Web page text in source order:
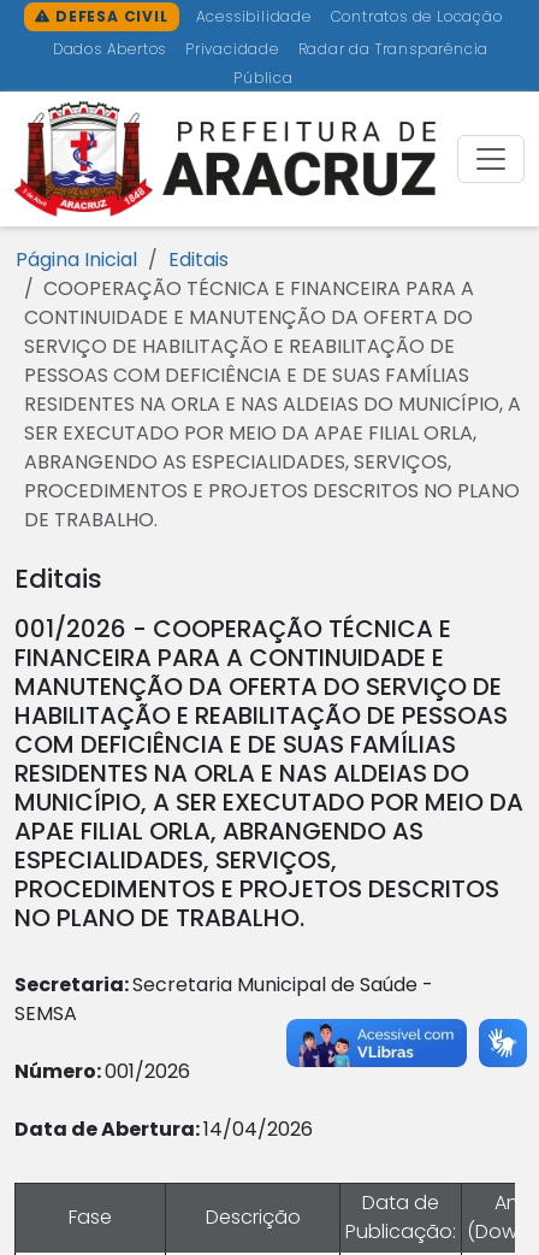
Ir para o conteúdo [1]
Ir para o menu [2]
Ir para a busca [3]
Ir para o rodapé [4]
DEFESA CIVIL Acessibilidade
Contratos de Locação
Dados Abertos
Privacidade
Radar da Transparência
Pública
Página Inicial
Editais
COOPERAÇÃO TÉCNICA E FINANCEIRA PARA A
CONTINUIDADE E MANUTENÇÃO DA OFERTA DO
SERVIÇO DE HABILITAÇÃO E REABILITAÇÃO DE
PESSOAS COM DEFICIÊNCIA E DE SUAS FAMÍLIAS
RESIDENTES NA ORLA E NAS ALDEIAS DO MUNICÍPIO, A
SER EXECUTADO POR MEIO DA APAE FILIAL ORLA,
ABRANGENDO AS ESPECIALIDADES, SERVIÇOS,
PROCEDIMENTOS E PROJETOS DESCRITOS NO PLANO
DE TRABALHO.
Editais
001/2026 - COOPERAÇÃO TÉCNICA E
FINANCEIRA PARA A CONTINUIDADE E
MANUTENÇÃO DA OFERTA DO SERVIÇO DE
HABILITAÇÃO E REABILITAÇÃO DE PESSOAS
COM DEFICIÊNCIA E DE SUAS FAMÍLIAS
RESIDENTES NA ORLA E NAS ALDEIAS DO
MUNICÍPIO, A SER EXECUTADO POR MEIO DA
APAE FILIAL ORLA, ABRANGENDO AS
ESPECIALIDADES, SERVIÇOS,
PROCEDIMENTOS E PROJETOS DESCRITOS
NO PLANO DE TRABALHO.
Secretaria:Secretaria Municipal de Saúde -
SEMSA
Número:001/2026
Data de Abertura:14/04/2026
Fase Descrição
Data de
Publicação: